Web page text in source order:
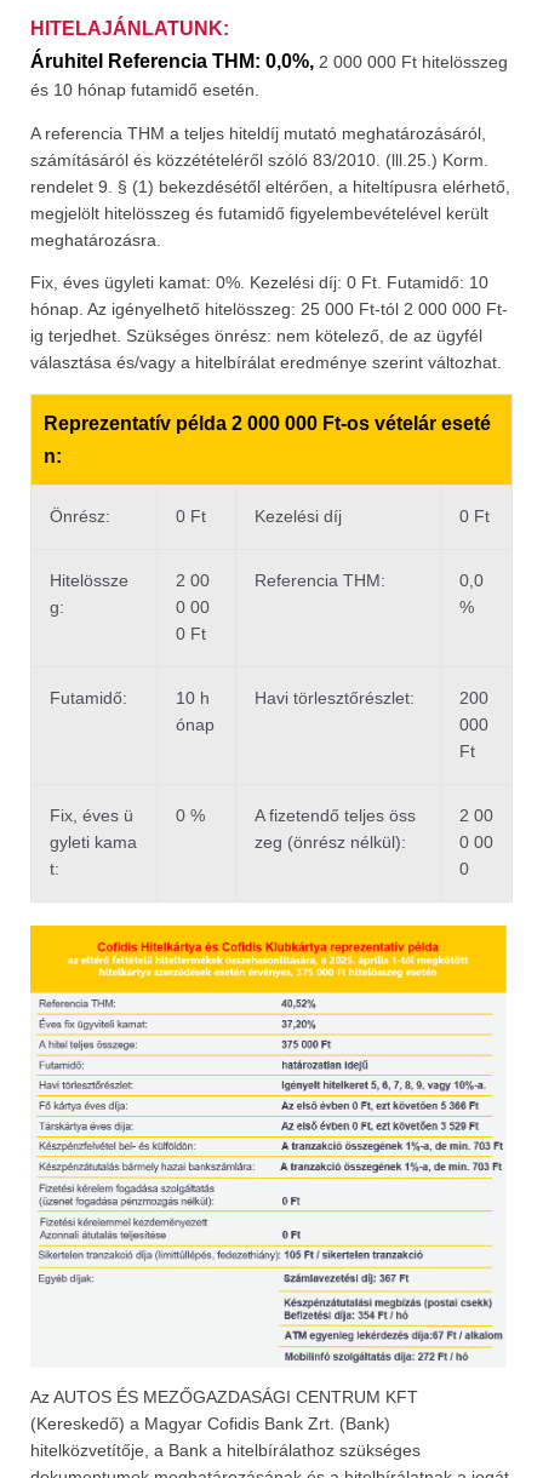
HITELAJÁNLATUNK:
Áruhitel Referencia THM: 0,0%, 2 000 000 Ft hitelösszeg
és 10 hónap futamidő esetén.
A referencia THM a teljes hiteldíj mutató meghatározásáról,
számításáról és közzétételéről szóló 83/2010. (lll.25.) Korm.
rendelet 9. § (1) bekezdésétől eltérően, a hiteltípusra elérhető,
megjelölt hitelösszeg és futamidő figyelembevételével került
meghatározásra.
Fix, éves ügyleti kamat: 0%. Kezelési díj: 0 Ft. Futamidő: 10
hónap. Az igényelhető hitelösszeg: 25 000 Ft-tól 2 000 000 Ft-
ig terjedhet. Szükséges önrész: nem kötelező, de az ügyfél
választása és/vagy a hitelbírálat eredménye szerint változhat.
Reprezentatív példa 2 000 000 Ft-os vételár eseté
n:
Önrész: 0 Ft Kezelési díj 0 Ft
Hitelössze
g:
2 00
0 00
0 Ft
Referencia THM:
0,0
%
Futamidő:
10 h
ónap
Havi törlesztőrészlet:
200
000
Ft
Fix, éves ü
gyleti kama
t:
0 %
A fizetendő teljes öss
zeg (önrész nélkül):
2 00
0 00
0
Az AUTOS ÉS MEZŐGAZDASÁGI CENTRUM KFT
(Kereskedő) a Magyar Cofidis Bank Zrt. (Bank)
hitelközvetítője, a Bank a hitelbírálathoz szükséges